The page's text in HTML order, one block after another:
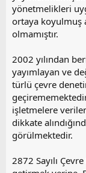
yönetmelikleri
ortaya koyulmuş
olmamıştır.
2002 yılından
yayımlayan ve
türlü çevre
işletmelere
dikkate
görülmektedir.
2872 Sayılı